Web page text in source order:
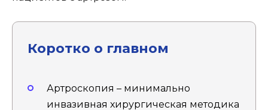
Коротко о главном
Артроскопия – минимально
инвазивная хирургическая методика